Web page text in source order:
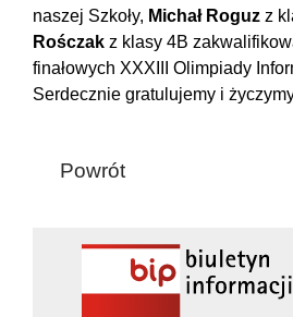
naszej Szkoły, Michał Roguz z
Rośczak z klasy 4B
finałowych XXXIII Olimpiady
Serdecznie gratulujemy i
Powrót